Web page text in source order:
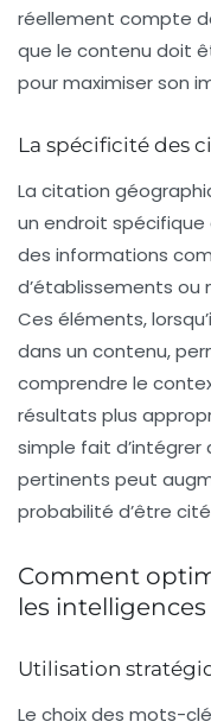
réellement compte
que le contenu doit
pour maximiser son
La spécificité des
La citation
un endroit spécifique
des informations
d’établissements ou
Ces éléments,
dans un contenu,
comprendre le
résultats plus
simple fait
pertinents peut
probabilité d’être
Comment
les
Utilisation
Le choix des mots-